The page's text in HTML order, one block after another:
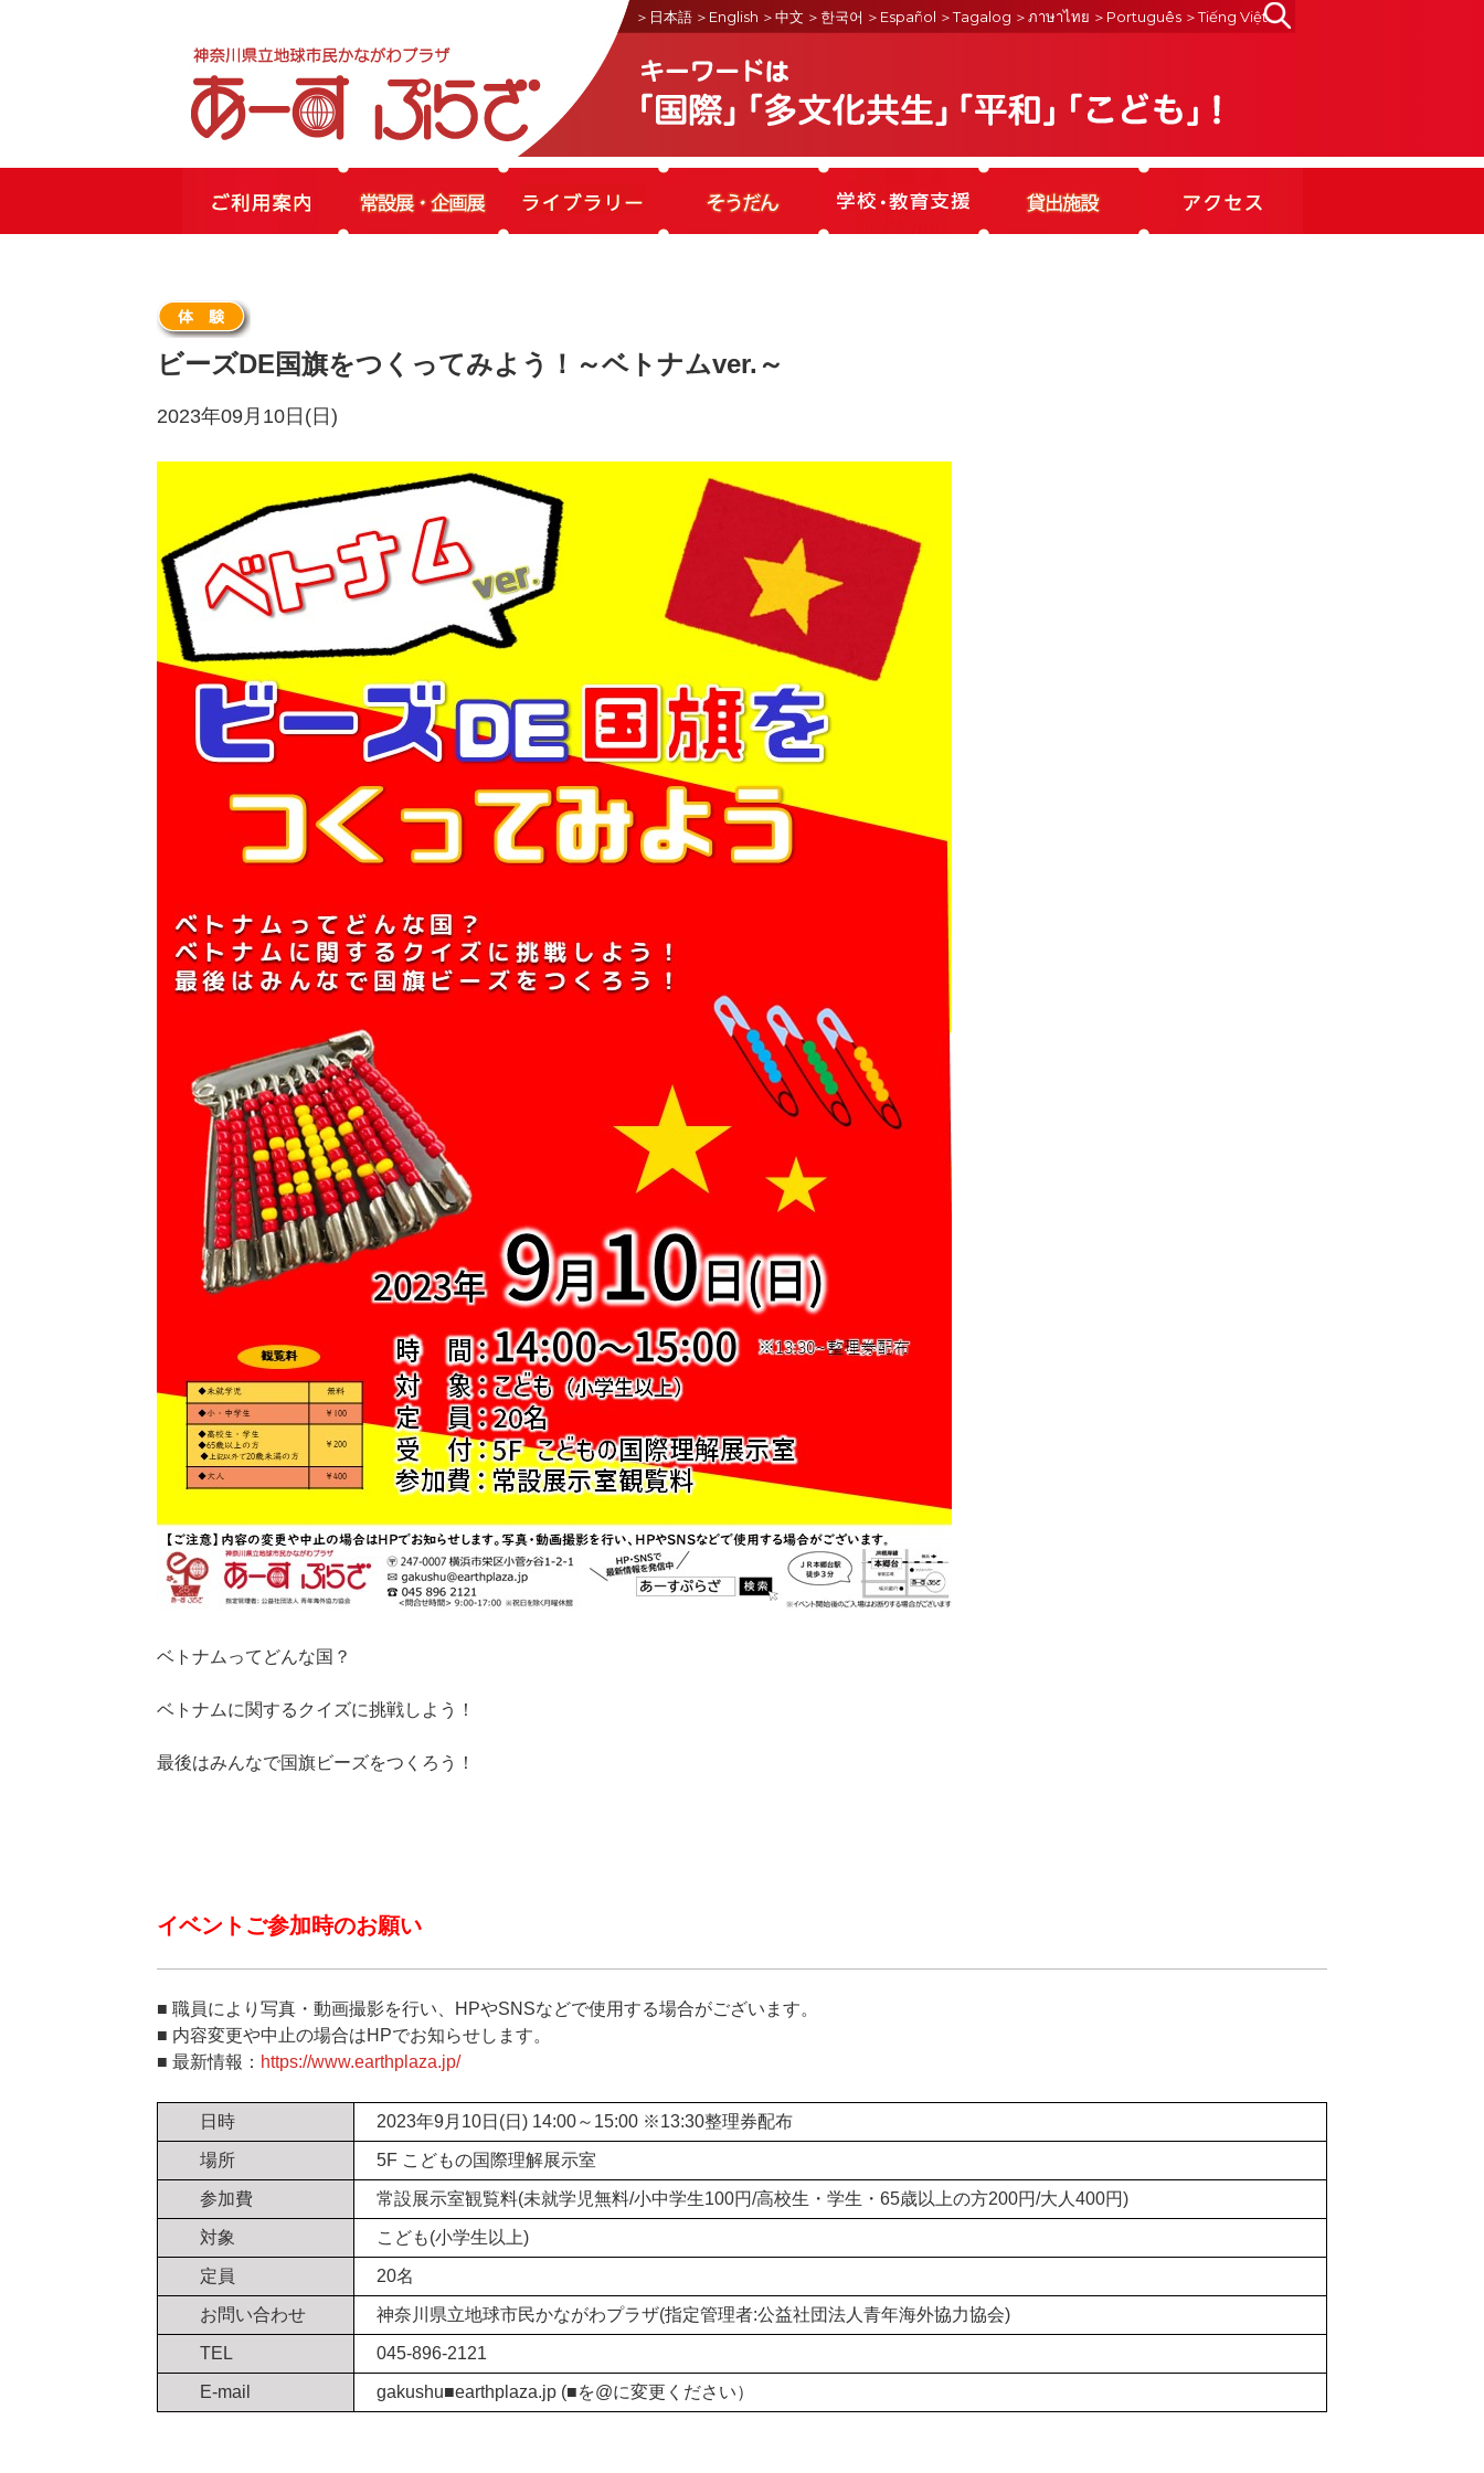
＞日本語 ＞English ＞中文 ＞한국어 ＞Español ＞Tagalog ＞ภาษาไทย ＞Português ＞Tiếng ViệtSearch
for:
ビーズDE国旗をつくってみよう！～ベトナムver.～
2023年09月10日(日)
ベトナムってどんな国？
ベトナムに関するクイズに挑戦しよう！
最後はみんなで国旗ビーズをつくろう！
イベントご参加時のお願い
■ 職員により写真・動画撮影を行い、HPやSNSなどで使用する場合がございます。
■ 内容変更や中止の場合はHPでお知らせします。
■ 最新情報： https://www.earthplaza.jp/
日時 2023年9月10日(日) 14:00～15:00 ※13:30整理券配布
場所 5F こどもの国際理解展示室
参加費 常設展示室観覧料(未就学児無料/小中学生100円/高校生・学生・65歳以上の方200円/大人400円)
対象 こども(小学生以上)
定員 20名
お問い合わせ 神奈川県立地球市民かながわプラザ(指定管理者:公益社団法人青年海外協力協会)
TEL 045-896-2121
E-mail gakushu■earthplaza.jp (■を@に変更ください）